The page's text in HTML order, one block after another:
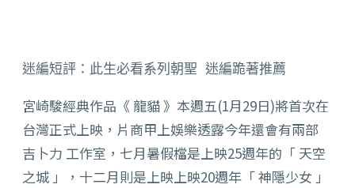
迷編短評：此生必看系列朝聖 迷編跪著推薦
宮崎駿經典作品《 龍貓 》本週五(1月29日)將首次在
台灣正式上映，片商甲上娛樂透露今年還會有兩部
吉卜力 工作室，七月暑假檔是上映25週年的「 天空
之城 」，十二月則是上映上映20週年「 神隱少女 」